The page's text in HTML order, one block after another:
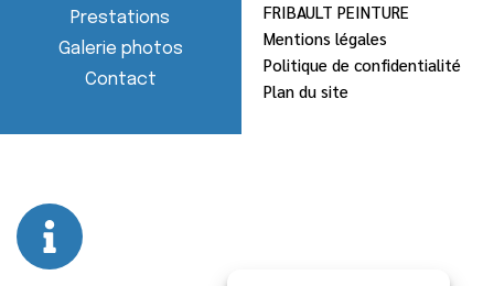
Prestations
Galerie photos
Contact
FRIBAULT PEINTURE
Mentions légales
Politique de confidentialité
Plan du site